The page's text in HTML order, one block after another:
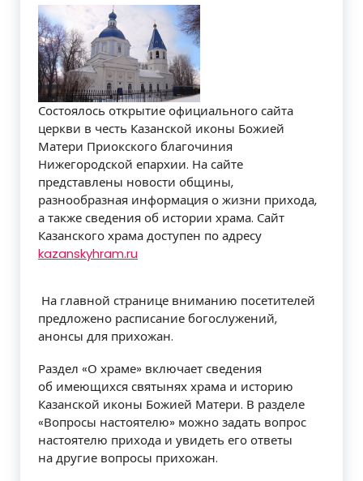
Состоялось открытие официального сайта
церкви в честь Казанской иконы Божией
Матери Приокского благочиния
Нижегородской епархии. На сайте
представлены новости общины,
разнообразная информация о жизни прихода,
а также сведения об истории храма. Сайт
Казанского храма доступен по адресу
kazanskyhram.ru
На главной странице вниманию посетителей
предложено расписание богослужений,
анонсы для прихожан.
Раздел «О храме» включает сведения
об имеющихся святынях храма и историю
Казанской иконы Божией Матери. В разделе
«Вопросы настоятелю» можно задать вопрос
настоятелю прихода и увидеть его ответы
на другие вопросы прихожан.